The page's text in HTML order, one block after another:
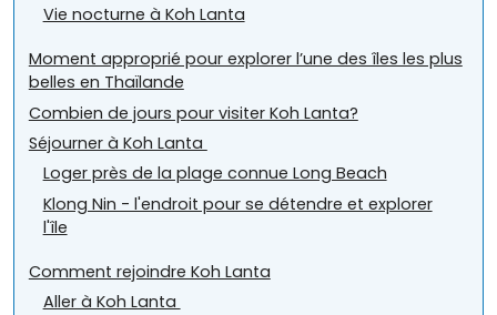
Vie nocturne à Koh Lanta
Moment approprié pour explorer l’une des îles les plus
belles en Thaïlande
Combien de jours pour visiter Koh Lanta?
Séjourner à Koh Lanta
Loger près de la plage connue Long Beach
Klong Nin - l'endroit pour se détendre et explorer
l'île
Comment rejoindre Koh Lanta
Aller à Koh Lanta